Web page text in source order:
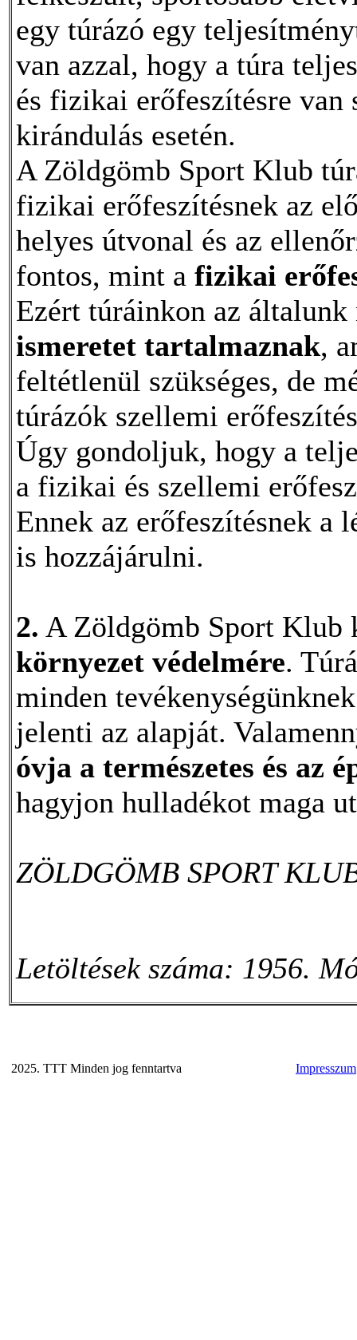
egy túrázó egy
van azzal, hogy a túra
és fizikai erőfeszítésre
kirándulás esetén.
A Zöldgömb Sport Klub
fizikai erőfeszítésnek az
helyes útvonal és az
fontos, mint a fizikai
Ezért túráinkon az
ismeretet tartalmaznak,
feltétlenül szükséges, de
túrázók szellemi
Úgy gondoljuk, hogy a
a fizikai és szellemi
Ennek az erőfeszítésnek a
is hozzájárulni.
2. A Zöldgömb Sport
környezet védelmére.
minden
jelenti az alapját.
óvja a természetes és az
hagyjon hulladékot maga
ZÖLDGÖMB SPORT
Letöltések száma: 1956.
2025. TTT Minden jog fenntartva Impresszum